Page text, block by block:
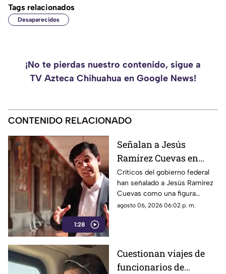
Tags relacionados
Desaparecidos
¡No te pierdas nuestro contenido, sigue a
TV Azteca Chihuahua en Google News!
CONTENIDO RELACIONADO
1:28
Señalan a Jesús
Ramírez Cuevas en
debate sobre regulación
y libertad de expresión
Críticos del gobierno federal
han señalado a Jesús Ramírez
Cuevas como una figura
relevante dentro de la
agosto 06, 2026 06:02 p. m.
Cuestionan viajes de
funcionarios de